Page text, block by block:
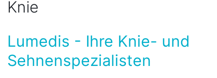
Knie
Lumedis - Ihre Knie- und
Sehnenspezialisten